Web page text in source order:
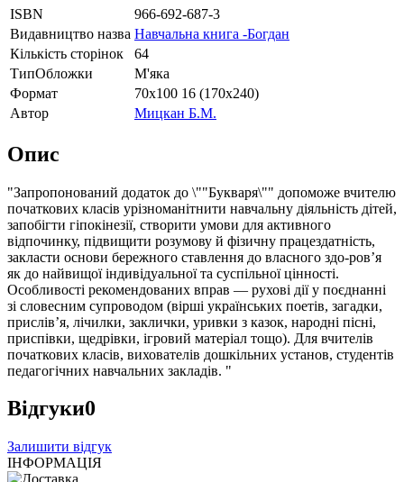
ISBN
966-692-687-3
Видавництво назва Навчальна книга -Богдан
Кількість сторінок
64
ТипОбложки
М'яка
Формат
70х100 16 (170х240)
Автор
Мицкан Б.М.
Опис
"Запропонований додаток до \""Букваря\"" допоможе вчителю
початкових класів урізноманітнити навчальну діяльність дітей,
запобігти гіпокінезії, створити умови для активного
відпочинку, підвищити розумову й фізичну працездатність,
закласти основи бережного ставлення до власного здо-ров’я
як до найвищої індивідуальної та суспільної цінності.
Особливості рекомендованих вправ — рухові дії у поєднанні
зі словесним супроводом (вірші українських поетів, загадки,
прислів’я, лічилки, заклички, уривки з казок, народні пісні,
приспівки, щедрівки, ігровий матеріал тощо). Для вчителів
початкових класів, вихователів дошкільних установ, студентів
педагогічних навчальних закладів. "
Відгуки0
Залишити відгук
ІНФОРМАЦІЯ